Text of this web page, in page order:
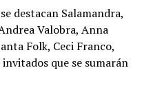
destacan Salamandra,
Valobra, Anna
Folk, Ceci Franco,
que se sumarán